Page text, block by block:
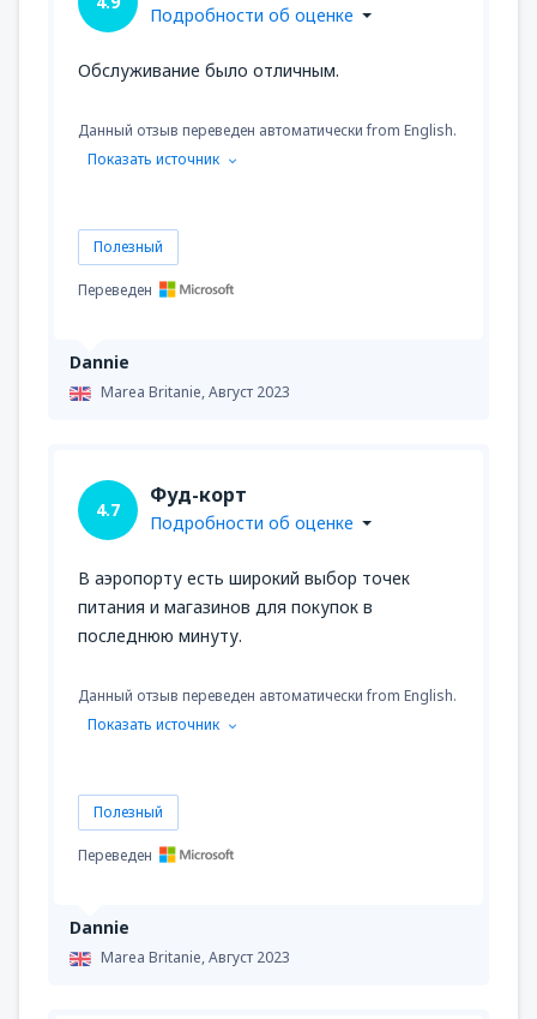
Dannie
Marea Britanie,Август 2023
Подробности об оценке
Обслуживание было отличным.
Данный отзыв переведен автоматически from English.
Показать источник
Полезный
Переведен
Dannie
Marea Britanie,Август 2023
4.7
Фуд-корт
Подробности об оценке
В аэропорту есть широкий выбор точек
питания и магазинов для покупок в
последнюю минуту.
Данный отзыв переведен автоматически from English.
Показать источник
Полезный
Переведен